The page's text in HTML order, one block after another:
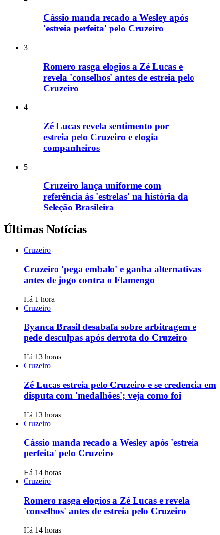
Cássio manda recado a Wesley após
'estreia perfeita' pelo Cruzeiro
3
Romero rasga elogios a Zé Lucas e
revela 'conselhos' antes de estreia pelo
Cruzeiro
4
Zé Lucas revela sentimento por
estreia pelo Cruzeiro e elogia
companheiros
5
Cruzeiro lança uniforme com
referência às 'estrelas' na história da
Seleção Brasileira
Últimas Notícias
Cruzeiro
Cruzeiro 'pega embalo' e ganha alternativas
antes de jogo contra o Flamengo
Há 1 hora
Cruzeiro
Byanca Brasil desabafa sobre arbitragem e
pede desculpas após derrota do Cruzeiro
Há 13 horas
Cruzeiro
Zé Lucas estreia pelo Cruzeiro e se credencia em
disputa com 'medalhões'; veja como foi
Há 13 horas
Cruzeiro
Cássio manda recado a Wesley após 'estreia
perfeita' pelo Cruzeiro
Há 14 horas
Cruzeiro
Romero rasga elogios a Zé Lucas e revela
'conselhos' antes de estreia pelo Cruzeiro
Há 14 horas